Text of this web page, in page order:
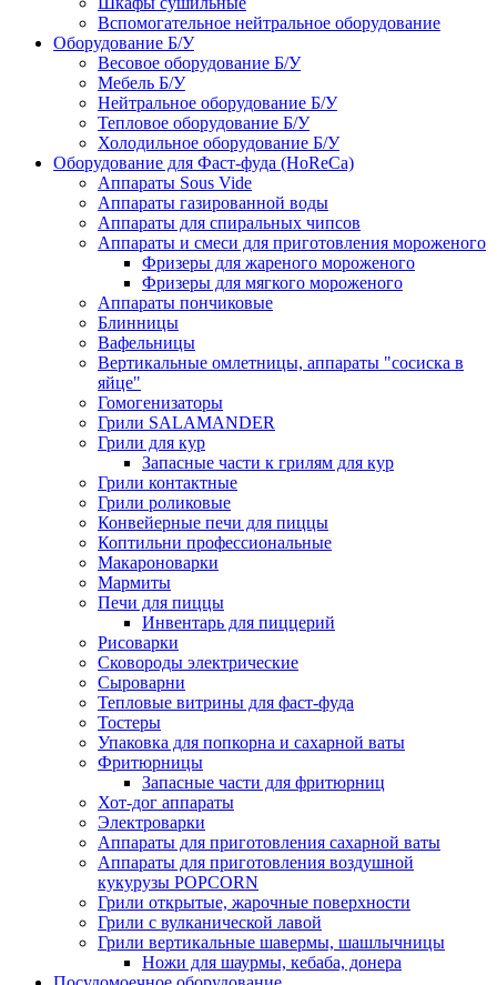
Вспомогательное нейтральное оборудование
Оборудование Б/У
Весовое оборудование Б/У
Мебель Б/У
Нейтральное оборудование Б/У
Тепловое оборудование Б/У
Холодильное оборудование Б/У
Оборудование для Фаст-фуда (HoReCa)
Аппараты Sous Vide
Аппараты газированной воды
Аппараты для спиральных чипсов
Аппараты и смеси для приготовления мороженого
Фризеры для жареного мороженого
Фризеры для мягкого мороженого
Аппараты пончиковые
Блинницы
Вафельницы
Вертикальные омлетницы, аппараты "сосиска в
яйце"
Гомогенизаторы
Грили SALAMANDER
Грили для кур
Запасные части к грилям для кур
Грили контактные
Грили роликовые
Конвейерные печи для пиццы
Коптильни профессиональные
Макароноварки
Мармиты
Печи для пиццы
Инвентарь для пиццерий
Рисоварки
Сковороды электрические
Сыроварни
Тепловые витрины для фаст-фуда
Тостеры
Упаковка для попкорна и сахарной ваты
Фритюрницы
Запасные части для фритюрниц
Хот-дог аппараты
Электроварки
Аппараты для приготовления сахарной ваты
Аппараты для приготовления воздушной
кукурузы POPCORN
Грили открытые, жарочные поверхности
Грили с вулканической лавой
Грили вертикальные шавермы, шашлычницы
Ножи для шаурмы, кебаба, донера